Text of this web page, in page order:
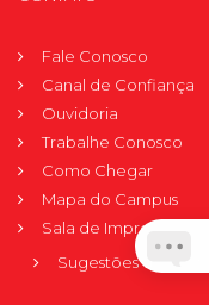
Fale Conosco
Canal de Confiança
Ouvidoria
Trabalhe Conosco
Como Chegar
Mapa do Campus
Sala de Imprensa
Sugestões de Pauta